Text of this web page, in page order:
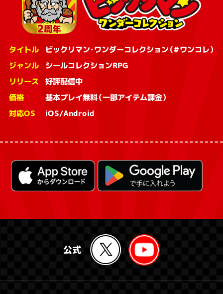
タイトル ビックリマン・ワンダーコレクション（#ワンコレ）
ジャンル シールコレクションRPG
リリース 好評配信中
価格 基本プレイ無料（一部アイテム課金）
対応OS iOS/Android